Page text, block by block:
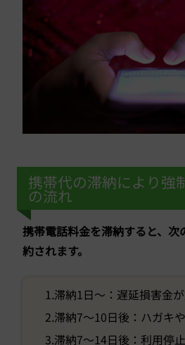
携帯代の滞納により強
の流れ
携帯電話料金を滞納すると、
約されます。
1.滞納1日〜：遅延損害金
2.滞納7〜10日後：ハガキ
3.滞納7〜14日後：利用停